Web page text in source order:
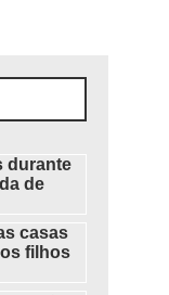
durante
de
casas
filhos